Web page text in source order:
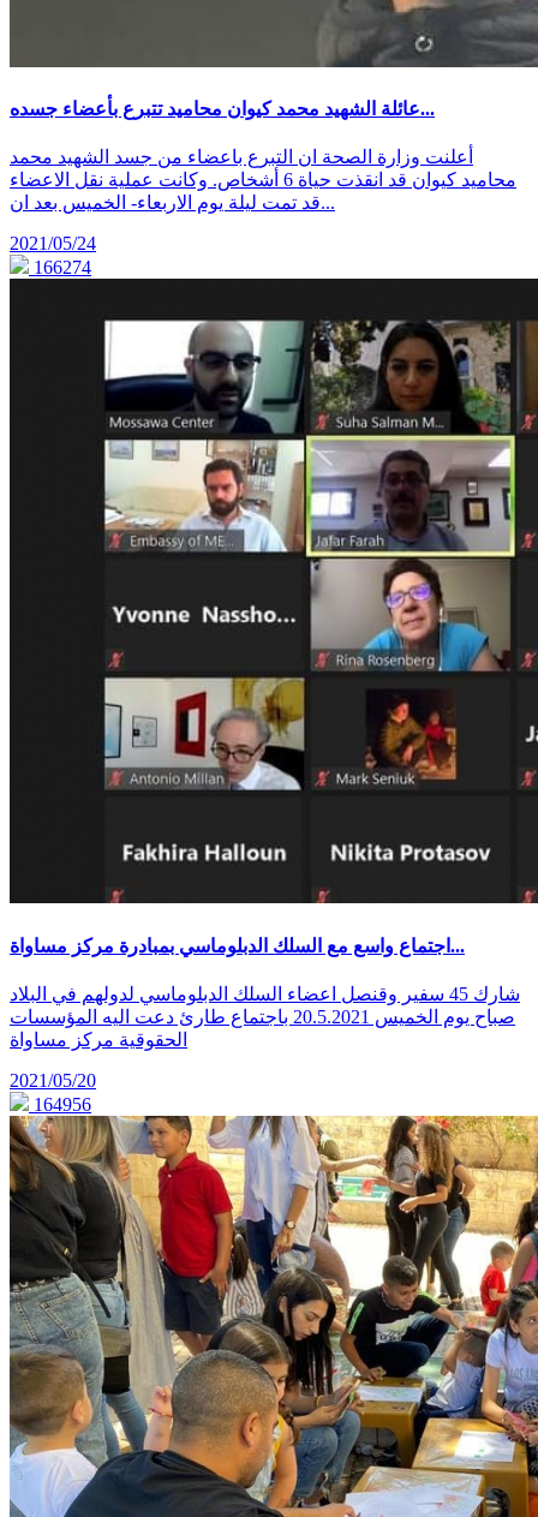
عائلة الشهيد محمد كيوان محاميد تتبرع بأعضاء جسده...
أعلنت وزارة الصحة ان التبرع باعضاء من جسد الشهيد محمد
محاميد كيوان قد انقذت حياة 6 أشخاص. وكانت عملية نقل الاعضاء
قد تمت ليلة يوم الاربعاء- الخميس بعد ان...
2021/05/24
166274
اجتماع واسع مع السلك الدبلوماسي بمبادرة مركز مساواة...
شارك 45 سفير وقنصل اعضاء السلك الدبلوماسي لدولهم في البلاد
صباح يوم الخميس 20.5.2021 باجتماع طارئ دعت اليه المؤسسات
الحقوقية مركز مساواة
2021/05/20
164956